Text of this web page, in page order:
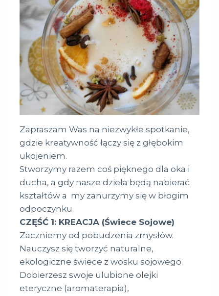
Zapraszam Was na niezwykłe spotkanie,
gdzie kreatywność łączy się z głębokim
ukojeniem.
Stworzymy razem coś pięknego dla oka i
ducha, a gdy nasze dzieła będą nabierać
kształtów a my zanurzymy się w błogim
odpoczynku.
CZĘŚĆ 1: KREACJA (Świece Sojowe)
Zaczniemy od pobudzenia zmysłów.
Nauczysz się tworzyć naturalne,
ekologiczne świece z wosku sojowego.
Dobierzesz swoje ulubione olejki
eteryczne (aromaterapia),